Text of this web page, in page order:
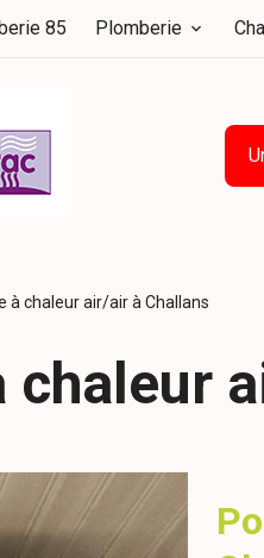
85 Plomberie
à chaleur air/air à Challans
chaleur